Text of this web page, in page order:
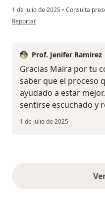
1 de julio de 2025 • Consulta
en opinión del usuario Maira
Reportar
Prof. Jenifer Ramirez
Gracias Maira por tu
saber que el proceso
ayudado a estar
sentirse escuchado y
1 de julio de 2025